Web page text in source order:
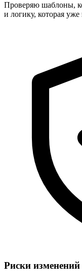
Проверяю шаблоны,
и логику, которая уже
Риски изменений